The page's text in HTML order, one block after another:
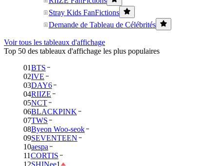
Stray Kids FanFictions
Demande de Tableau de Célébrités
Voir tous les tableaux d'affichage
Top 50 des tableaux d'affichage les plus populaires
01BTS
02IVE
03DAY6
04RIIZE
05NCT
06BLACKPINK
07TWS
08Byeon Woo-seok
09SEVENTEEN
10aespa
11CORTIS
12SHINee1